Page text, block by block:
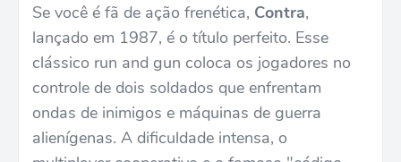
Se você é fã de ação frenética, Contra,
lançado em 1987, é o título perfeito. Esse
clássico run and gun coloca os jogadores no
controle de dois soldados que enfrentam
ondas de inimigos e máquinas de guerra
alienígenas. A dificuldade intensa, o